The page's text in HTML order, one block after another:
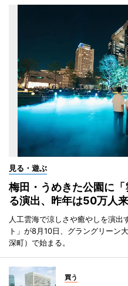
見る・遊ぶ
梅田・うめきた公園に
る演出、昨年は50万人
人工雲海で涼しさや癒やしを演
ト」が8月10日、グラングリーン
深町）で始まる。
買う